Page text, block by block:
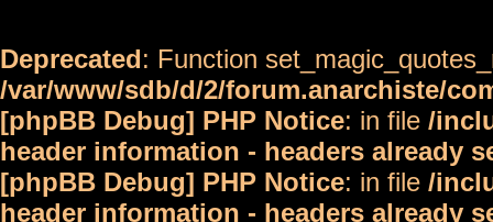
Deprecated: Function
/var/www/sdb/d/2/forum.anarchiste/
[phpBB Debug] PHP Notice: in file /
header information - headers already
[phpBB Debug] PHP Notice: in file /
header information - headers already